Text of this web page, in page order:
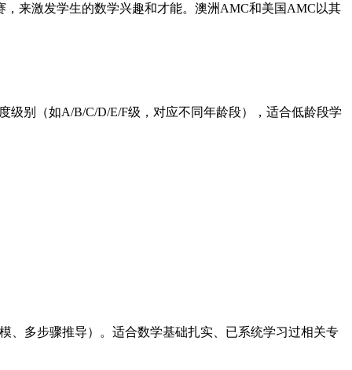
来激发学生的数学兴趣和才能。澳洲AMC和美国AMC以其
级别（如A/B/C/D/E/F级，对应不同年龄段），适合低龄段学
、多步骤推导）。适合数学基础扎实、已系统学习过相关专